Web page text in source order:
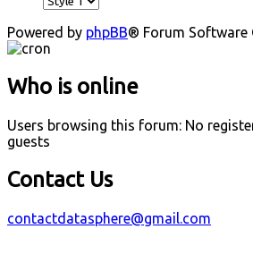
Powered by phpBB® Forum Software
Who is online
Users browsing this forum: No
guests
Contact Us
contactdatasphere@gmail.com